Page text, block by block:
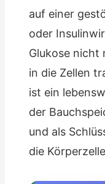
auf einer
oder
Glukose nicht
in die Zellen
ist ein
der
und als
die